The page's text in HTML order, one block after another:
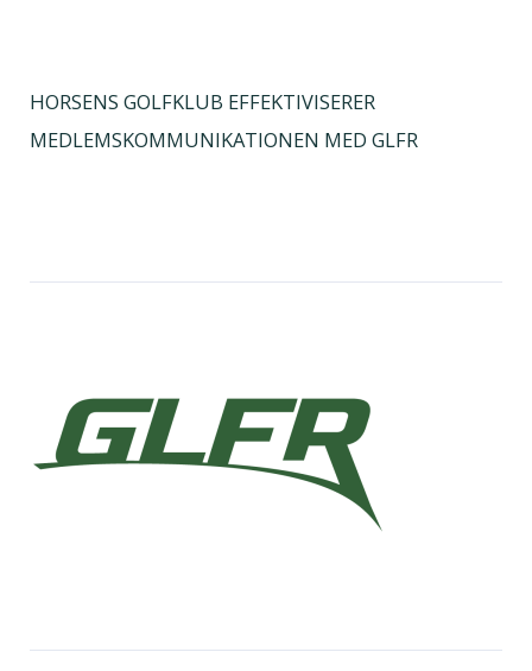
HORSENS GOLFKLUB EFFEKTIVISERER
MEDLEMSKOMMUNIKATIONEN MED GLFR